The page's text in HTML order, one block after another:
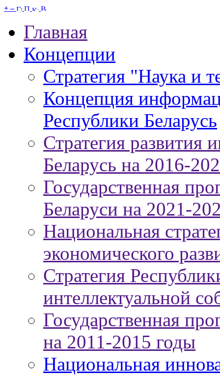
+ –
Главная
Концепции
Стратегия "Наука и
Концепция
Республики Беларусь
Стратегия развития
Беларусь на 2016-
Государственная
Беларуси на 2021-
Национальная
экономического
Стратегия
интеллектуальной
Государственная
на 2011-2015 годы
Национальная